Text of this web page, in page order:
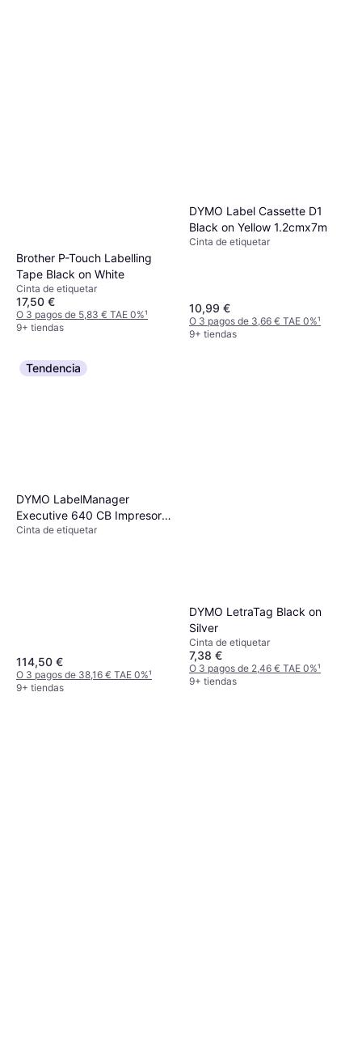
Brother P-Touch Labelling
Tape Black on White
Cinta de etiquetar
17,50 €
O 3 pagos de 5,83 € TAE 0%¹
9+ tiendas
DYMO Label Cassette D1
Black on Yellow 1.2cmx7m
Cinta de etiquetar
10,99 €
O 3 pagos de 3,66 € TAE 0%¹
9+ tiendas
Tendencia
DYMO LabelManager
Executive 640 CB Impresora
de Etiquetas D1
Cinta de etiquetar
114,50 €
O 3 pagos de 38,16 € TAE 0%¹
9+ tiendas
DYMO LetraTag Black on
Silver
Cinta de etiquetar
7,38 €
O 3 pagos de 2,46 € TAE 0%¹
9+ tiendas